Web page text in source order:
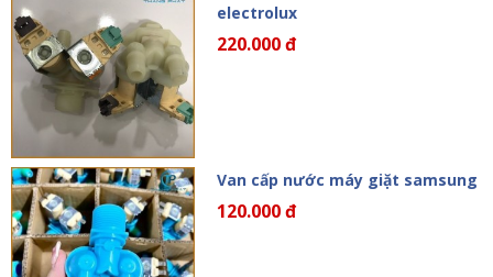
electrolux
220.000 đ
Van cấp nước máy giặt samsung
120.000 đ